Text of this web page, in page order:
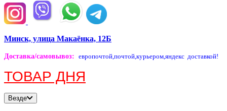
Минск, улица Макаёнка, 12Б
Доставка/самовывоз: европочтой,почтой,курьером,яндекс доставкой!
ТОВАР ДНЯ
Везде